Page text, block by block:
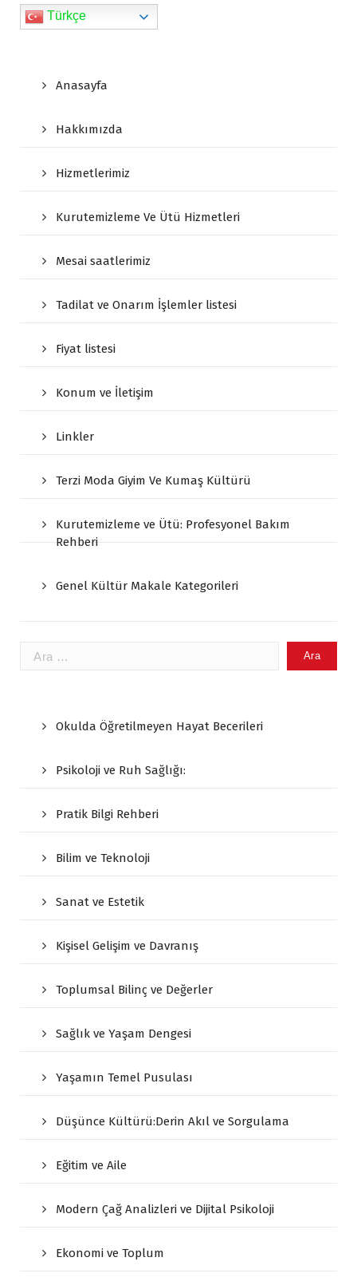
Türkçe
Anasayfa
Hakkımızda
Hizmetlerimiz
Kurutemizleme Ve Ütü Hizmetleri
Mesai saatlerimiz
Tadilat ve Onarım İşlemler listesi
Fiyat listesi
Konum ve İletişim
Linkler
Terzi Moda Giyim Ve Kumaş Kültürü
Kurutemizleme ve Ütü: Profesyonel Bakım
Rehberi
Genel Kültür Makale Kategorileri
Arama:
Okulda Öğretilmeyen Hayat Becerileri
Psikoloji ve Ruh Sağlığı:
Pratik Bilgi Rehberi
Bilim ve Teknoloji
Sanat ve Estetik
Kişisel Gelişim ve Davranış
Toplumsal Bilinç ve Değerler
Sağlık ve Yaşam Dengesi
Yaşamın Temel Pusulası
Düşünce Kültürü:Derin Akıl ve Sorgulama
Eğitim ve Aile
Modern Çağ Analizleri ve Dijital Psikoloji
Ekonomi ve Toplum